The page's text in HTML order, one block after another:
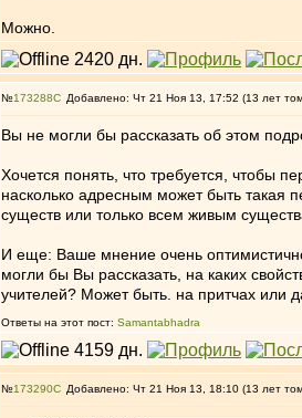
Можно.
№173288 Добавлено: Чт 21 Ноя 13, 17:52 (13 лет
Вы не могли бы рассказать об этом
Хочется понять, что требуется, чтобы
насколько адресным может быть такая
существ или только всем живым
И еще: Ваше мнение очень
могли бы Вы рассказать, на каких
учителей? Может быть. на притчах или
Ответы на этот пост: Samantabhadra
№173290 Добавлено: Чт 21 Ноя 13, 18:10 (13 лет